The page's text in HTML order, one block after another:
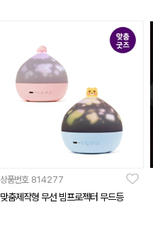
상품번호 814277
맞춤제작형 무선 빔프로젝터 무드등